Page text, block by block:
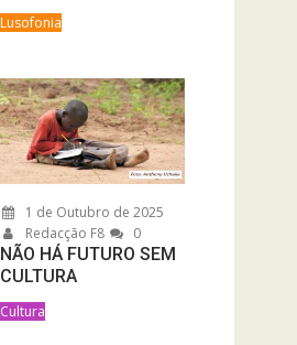
Lusofonia
1 de Outubro de 2025
Redacção F8
0
NÃO HÁ FUTURO SEM
CULTURA
Cultura